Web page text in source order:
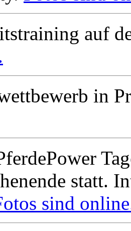
auf
in
statt.
sind